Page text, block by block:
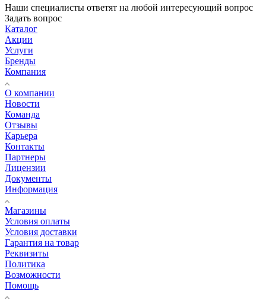
Наши специалисты ответят на любой интересующий вопрос
Задать вопрос
Каталог
Акции
Услуги
Бренды
Компания
О компании
Новости
Команда
Отзывы
Карьера
Контакты
Партнеры
Лицензии
Документы
Информация
Магазины
Условия оплаты
Условия доставки
Гарантия на товар
Реквизиты
Политика
Возможности
Помощь